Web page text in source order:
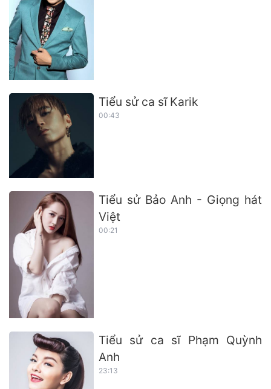
Tiểu sử ca sĩ Karik
00:43
Tiểu sử Bảo Anh - Giọng hát
Việt
00:21
Tiểu sử ca sĩ Phạm Quỳnh
Anh
23:13